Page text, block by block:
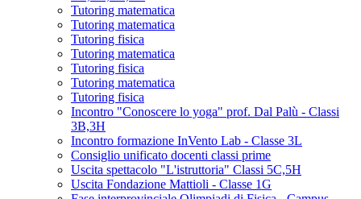
Tutoring matematica
Tutoring matematica
Tutoring fisica
Tutoring matematica
Tutoring fisica
Tutoring matematica
Tutoring fisica
Incontro "Conoscere lo yoga" prof. Dal Palù - Classi
3B,3H
Incontro formazione InVento Lab - Classe 3L
Consiglio unificato docenti classi prime
Uscita spettacolo "L'istruttoria" Classi 5C,5H
Uscita Fondazione Mattioli - Classe 1G